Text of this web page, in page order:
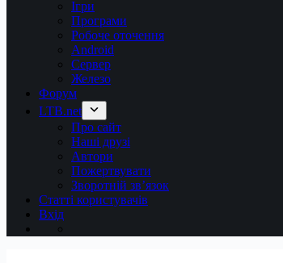
Ігри
Програми
Робоче оточення
Android
Сервер
Железо
Форум
LTB.net
Про сайт
Наші друзі
Автори
Пожертвувати
Зворотній зв’язок
Статті користувачів
Вхід